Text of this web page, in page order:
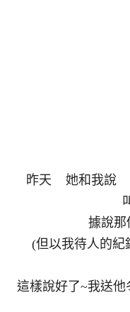
昨天 她和我說
據說那
(但以我待人的紀
這樣說好了~我送